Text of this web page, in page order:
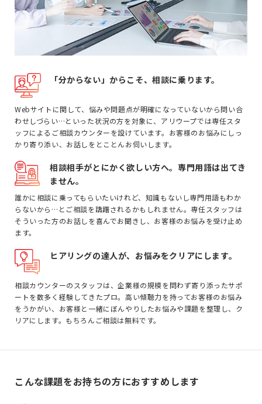
「分からない」からこそ、相談に乗ります。
Webサイトに関して、悩みや問題点が明確になっていないから問い合
わせしづらい…といった状況の方を対象に、アリウープでは専任スタ
ッフによるご相談カウンターを設けています。お客様のお悩みにしっ
かり寄り添い、お話しをとことんお伺いします。
相談相手がとにかく欲しい方へ。専門用語は出てき
ません。
誰かに相談に乗ってもらいたいけれど、知識もないし専門用語もわか
らないから…とご相談を躊躇されるかもしれません。専任スタッフは
そういった方のお話しを喜んでお聞きし、お客様のお悩みを受け止め
ます。
ヒアリングの達人が、お悩みをクリアにします。
相談カウンターのスタッフは、企業様の規模を問わず寄り添ったサポ
ートを数多く経験してきたプロ。高い傾聴力を持ってお客様のお悩み
をうかがい、お客様と一緒にぼんやりしたお悩みや課題を整理し、ク
リアにします。もちろんご相談は無料です。
こんな課題をお持ちの方におすすめします